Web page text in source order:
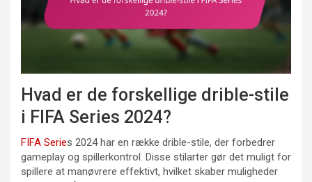
Hvad er de forskellige drible-stile
i FIFA Series 2024?
FIFA Series 2024 har en række drible-stile, der forbedrer
gameplay og spillerkontrol. Disse stilarter gør det muligt for
spillere at manøvrere effektivt, hvilket skaber muligheder